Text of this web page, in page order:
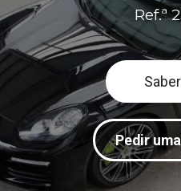
Ref.ª
Pedir